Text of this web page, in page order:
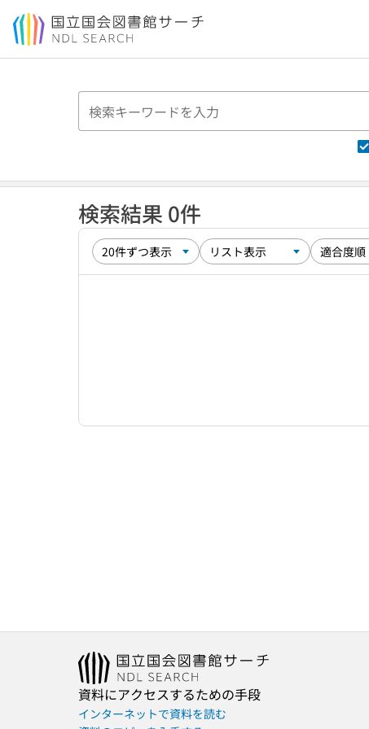
本文へ移動
検索結果 0件
資料にアクセスするための手段
インターネットで資料を読む